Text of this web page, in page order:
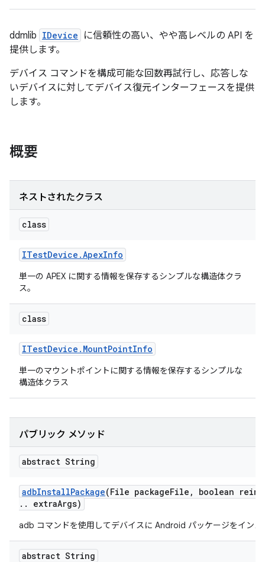
ddmlib IDevice
に信頼性の高い、やや高レベルの API を
提供します。
デバイス コマンドを構成可能な回数再試行し、応答しな
いデバイスに対してデバイス復元インターフェースを提供
します。
概要
ネストされたクラス
class
ITestDevice .ApexInfo
単一の APEX に関する情報を保存するシンプルな構造体クラ
ス。
class
ITestDevice . MountPointInfo
単一のマウントポイントに関する情報を保存するシンプルな
構造体クラス
パブリック メソッド
abstract String
adbInstallPackage(File packageFile ,
boolean
. . extraArgs)
adb コマンドを使用してデバイスに Android パッケージをインス
abstract String